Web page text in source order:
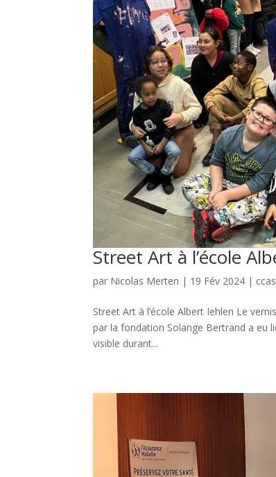
Street Art à l’école
par Nicolas Merten | 19 Fév 2024 | ccas
Street Art à l’école Albert Iehlen Le
par la fondation Solange Bertrand a eu
visible durant...